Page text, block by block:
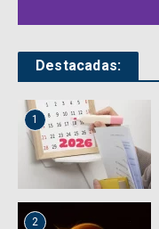
Destacadas:
1
2